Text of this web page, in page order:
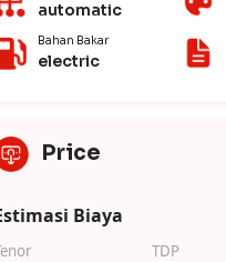
automatic
Bahan Bakar
electric
Price
Biaya
TDP